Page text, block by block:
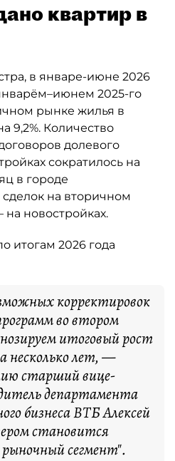
квартир в
в январе-июне 2026
2025-го
рынке жилья в
9,2%. Количество
долевого
сократилось на
в городе
сделок на вторичном
новостройках.
итогам 2026 года
корректировок
во втором
итоговый рост
несколько лет, —
старший вице-
департамента
бизнеса ВТБ Алексей
становится
сегмент".